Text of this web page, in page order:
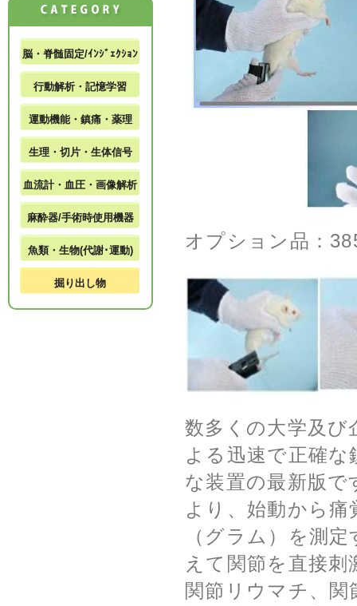
オプション品：
数多くの大学及
よる迅速で正確
な装置の最新版
より、始動から
（グラム）を測
えて関節を直接
関節リウマチ、関
脳・脊髄固定/ｲﾝｼﾞｪｸｼｮﾝ
行動解析・記憶学習
運動機能・鎮痛・薬理
生理・切片・生体信号
血流計・血圧・画像解析
麻酔器/手術時使用機器
魚類・生物(代謝･運動)
掘り出し物